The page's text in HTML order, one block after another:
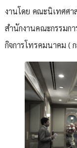
งานโดย คณะนิเทศศ
สำนักงานคณะกรรมกา
กิจการโทรคมนาคม (